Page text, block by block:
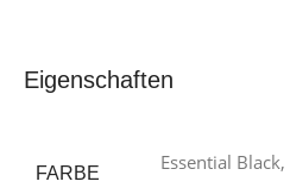
Eigenschaften
FARBE Essential Black,